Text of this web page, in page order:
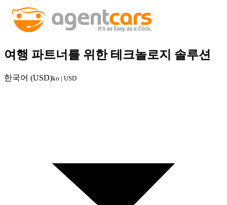
여행 파트너를 위한 테크놀로지 솔루션
한국어 (USD)ko | USD